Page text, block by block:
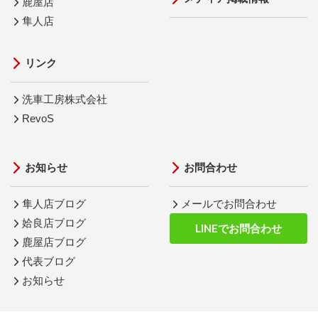
隼人店
リンク
洗車工房株式会社
RevoS
お知らせ
隼人店ブログ
姶良店ブログ
鹿屋店ブログ
代表ブログ
お知らせ
お問合わせ
メールでお問合わせ
LINEでお問合わせ